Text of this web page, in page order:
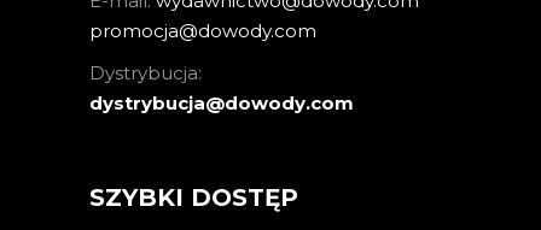
promocja@dowody.com
Dystrybucja:
dystrybucja@dowody.com
SZYBKI DOSTĘP